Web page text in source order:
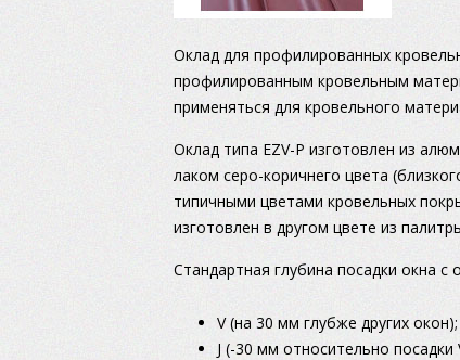
Оклад для профилированных
профилированным кровельным
применяться для кровельного
Оклад типа EZV-P изготовлен из
лаком серо-коричнего цвета
типичными цветами кровельных
изготовлен в другом цвете из
Стандартная глубина посадки окна с
V (на 30 мм глубже других окон);
J (-30 мм относительно